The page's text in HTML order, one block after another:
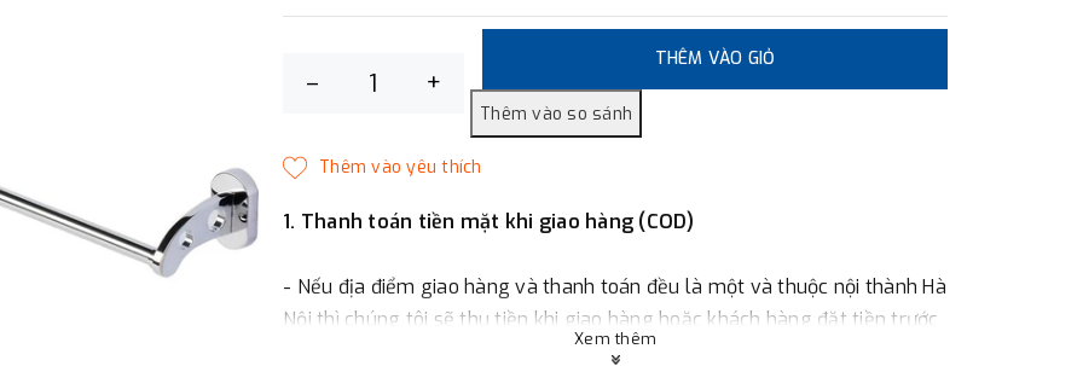
– +
THÊM VÀO GIỎ
1. Thanh toán tiền mặt khi giao hàng (COD)
- Nếu địa điểm giao hàng và thanh toán đều là một và thuộc nội thành Hà
Nội thì chúng tôi sẽ thu tiền khi giao hàng hoặc khách hàng đặt tiền trước
một phần giá trị đơn hàng tùy thuộc vào đơn hàng.
Xem thêm